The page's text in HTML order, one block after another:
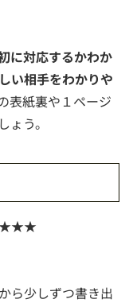
に対応するかわか
い相手をわかりや
表紙裏や１ページ
う。
ら少しずつ書き出